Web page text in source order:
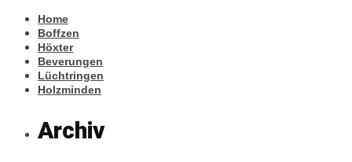
Home
Boffzen
Höxter
Beverungen
Lüchtringen
Holzminden
Archiv